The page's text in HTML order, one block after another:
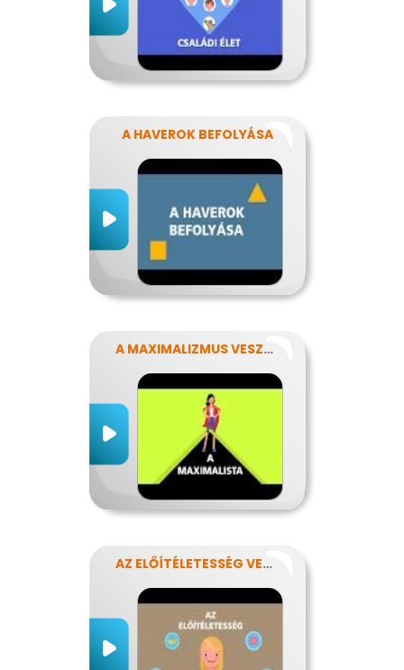
A HAVEROK BEFOLYÁSA
A MAXIMALIZMUS VESZÉLYEI
AZ ELŐÍTÉLETESSÉG VESZÉLYEI